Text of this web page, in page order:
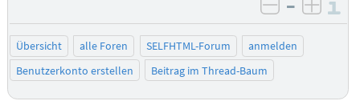
negativ
Übersicht alle Foren SELFHTML-Forum
anmelden
Benutzerkonto erstellen
Beitrag im Thread-Baum